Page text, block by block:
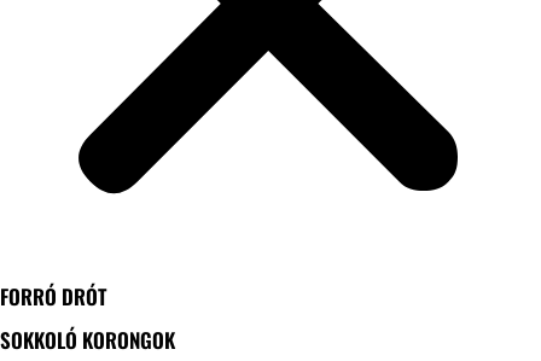
FORRÓ DRÓT
SOKKOLÓ KORONGOK